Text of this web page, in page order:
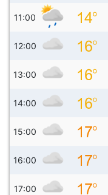
11:00
12:00
13:00
14:00
15:00
16:00
17:00